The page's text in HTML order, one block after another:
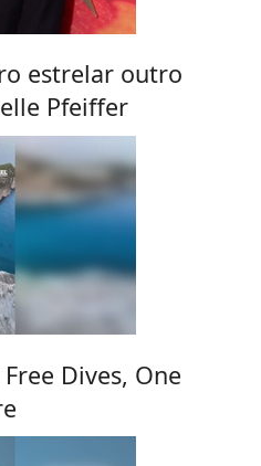
estrelar outro
Pfeiffer
Dives, One